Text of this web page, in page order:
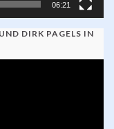
06:21
DIRK PAGELS IN